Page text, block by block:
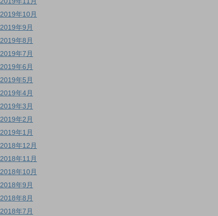
2019年10月
2019年9月
2019年8月
2019年7月
2019年6月
2019年5月
2019年4月
2019年3月
2019年2月
2019年1月
2018年12月
2018年11月
2018年10月
2018年9月
2018年8月
2018年7月